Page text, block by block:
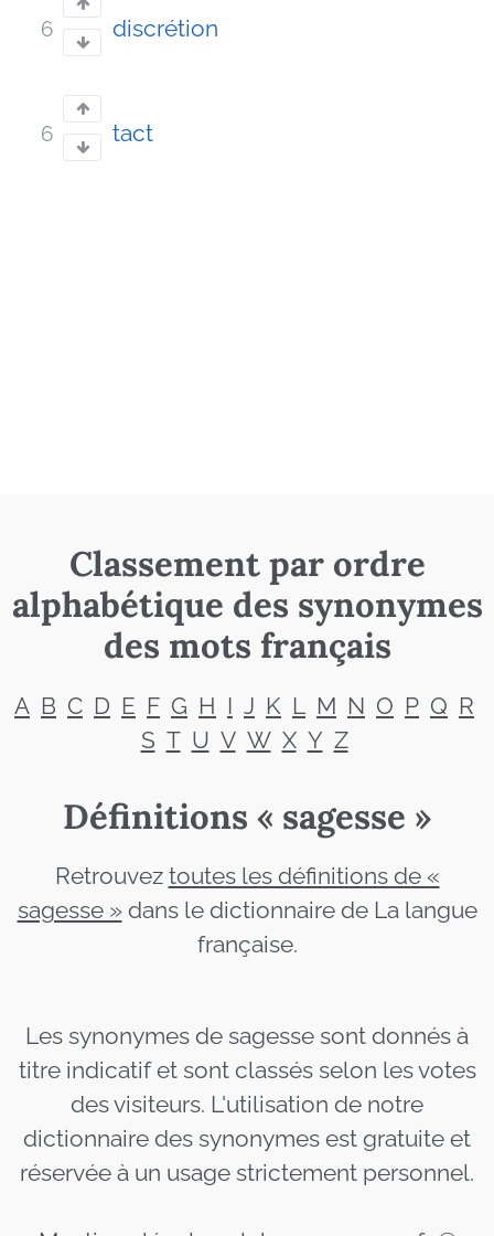
6 discrétion
6 tact
Classement par ordre
alphabétique des synonymes
des mots français
A B C D E F G H I J K L M N O P Q R
S T U V W X Y Z
Définitions « sagesse »
Retrouvez toutes les définitions de «
sagesse »dans le dictionnaire de La langue
française.
Les synonymes de sagesse sont donnés à
titre indicatif et sont classés selon les votes
des visiteurs. L'utilisation de notre
dictionnaire des synonymes est gratuite et
réservée à un usage strictement personnel.